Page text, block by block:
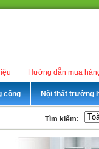
Hướng dẫn mua
cộng Nội thất trường
Tìm kiếm: